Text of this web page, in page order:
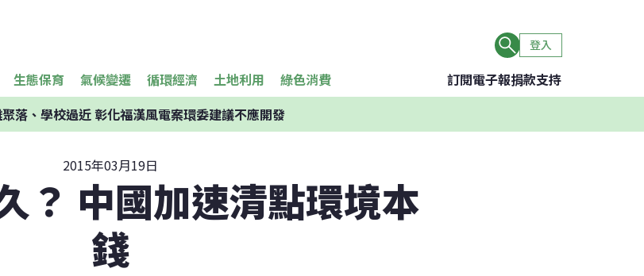
登入
生態保育 氣候變遷 循環經濟 土地利用 綠色消費 訂閱電子報捐款支持
落、學校過近 彰化福漢風電案環委建議不應開發
2015年03月19日
？ 中國加速清點環境本
錢